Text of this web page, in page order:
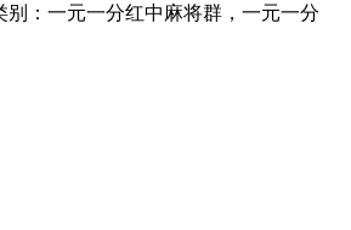
别：一元一分红中麻将群，一元一分